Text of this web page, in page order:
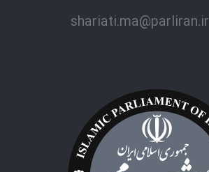
shariati.ma@parliran.ir